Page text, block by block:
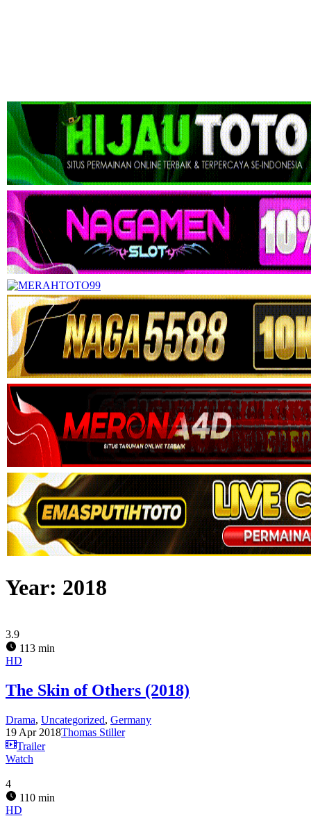
Year: 2018
3.9
113 min
HD
The Skin of Others (2018)
Drama, Uncategorized, Germany
19 Apr 2018Thomas Stiller
Trailer
Watch
4
110 min
HD